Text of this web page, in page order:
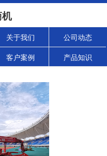
机
关于我们 公司动态
客户案例 产品知识